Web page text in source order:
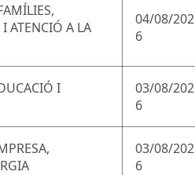
I ATENCIÓ A LA
04/08/202
6
I
03/08/202
6
03/08/202
6